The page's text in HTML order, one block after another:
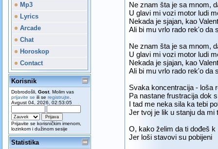
Mp3
Lyrics
Arcade
Chat
Horoskop
Contact
Korisnik
Dobrodošli, Gost. Molim vas
prijavite se ili se registrujte
Avgust 04, 2026, 02:53:05
Prijavite se korisničkim imenom,
lozinkom i dužinom sesije
Statistika
Ne znam šta je sa mnom,
U glavi mi vozi motor ludi
Nekada je sjajan, kao
Ali bi mu vrlo rado rek'o da
Ne znam šta je sa mnom,
U glavi mi vozi motor ludi
Nekada je sjajan, kao
Ali bi mu vrlo rado rek'o da
Svaka koncentracija - loša
Pa nastane frustracija dok
I tad me neka sila ka tebi
Jer tvoj je lik u stanju da mi
O, kako želim da ti dođeš k
Jer loši stavovi su pobijeni